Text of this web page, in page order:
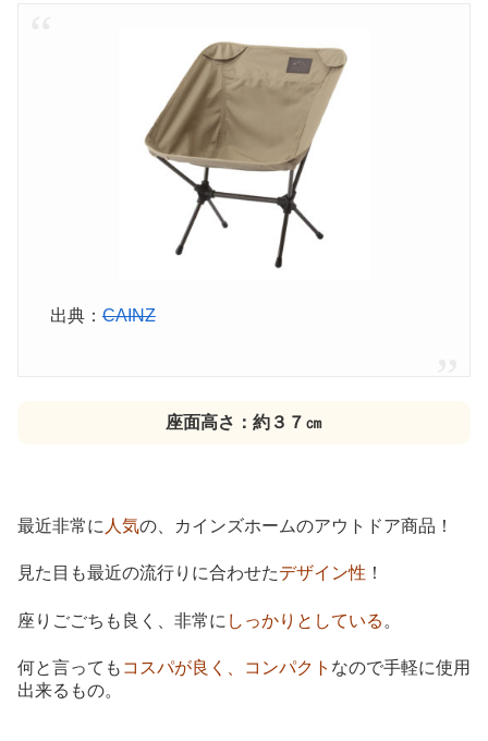
出典：CAINZ
座面高さ：約３７㎝
最近非常に人気の、カインズホームのアウトドア商品！
見た目も最近の流行りに合わせたデザイン性 ！
座りごごちも良く、非常に しっかりとしている。
何と言っても コスパが良く、コンパクト なので手軽に使用
出来るもの。